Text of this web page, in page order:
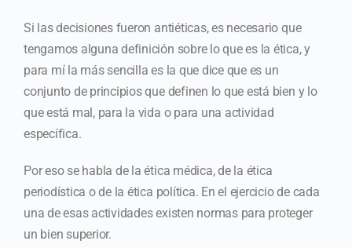
Si las decisiones fueron antiéticas, es necesario que
tengamos alguna definición sobre lo que es la ética, y
para mí la más sencilla es la que dice que es un
conjunto de principios que definen lo que está bien y lo
que está mal, para la vida o para una actividad
específica.
Por eso se habla de la ética médica, de la ética
periodística o de la ética política. En el ejercicio de cada
una de esas actividades existen normas para proteger
un bien superior.